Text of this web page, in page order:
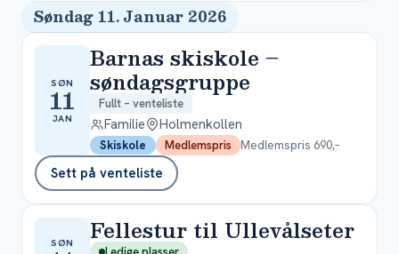
Søndag 11. Januar 2026
SØN
11
JAN
Barnas skiskole –
søndagsgruppe
Fullt – venteliste
Familie Holmenkollen
Skiskole Medlemspris Medlemspris 690,–
Sett på venteliste
SØN Fellestur til Ullevålseter